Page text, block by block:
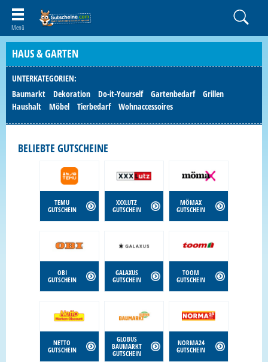
HAUS & GARTEN
UNTERKATEGORIEN:
Baumarkt
Dekoration Do-it-Yourself Gartenbedarf
Grillen
Haushalt
Möbel Tierbedarf Wohnaccessoires
BELIEBTE GUTSCHEINE
TEMU
GUTSCHEIN
XXXLUTZ
GUTSCHEIN
MÖMAX
GUTSCHEIN
OBI
GUTSCHEIN
GALAXUS
GUTSCHEIN
TOOM
GUTSCHEIN
NETTO
GUTSCHEIN
GLOBUS
BAUMARKT
GUTSCHEIN
NORMA24
GUTSCHEIN